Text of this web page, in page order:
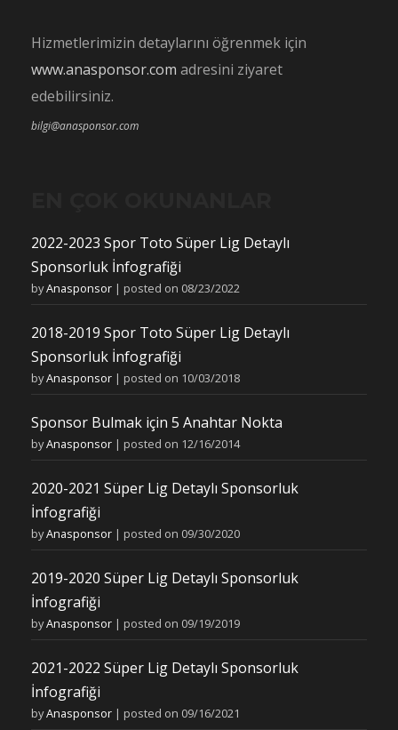
Hizmetlerimizin detaylarını öğrenmek için
www.anasponsor.com adresini ziyaret
edebilirsiniz.
bilgi@anasponsor.com
2022-2023 Spor Toto Süper Lig Detaylı
Sponsorluk İnfografiği
byAnasponsor | posted on 08/23/2022
2018-2019 Spor Toto Süper Lig Detaylı
Sponsorluk İnfografiği
byAnasponsor | posted on 10/03/2018
Sponsor Bulmak için 5 Anahtar Nokta
byAnasponsor | posted on 12/16/2014
2020-2021 Süper Lig Detaylı Sponsorluk
İnfografiği
byAnasponsor | posted on 09/30/2020
2019-2020 Süper Lig Detaylı Sponsorluk
İnfografiği
byAnasponsor | posted on 09/19/2019
2021-2022 Süper Lig Detaylı Sponsorluk
İnfografiği
byAnasponsor | posted on 09/16/2021